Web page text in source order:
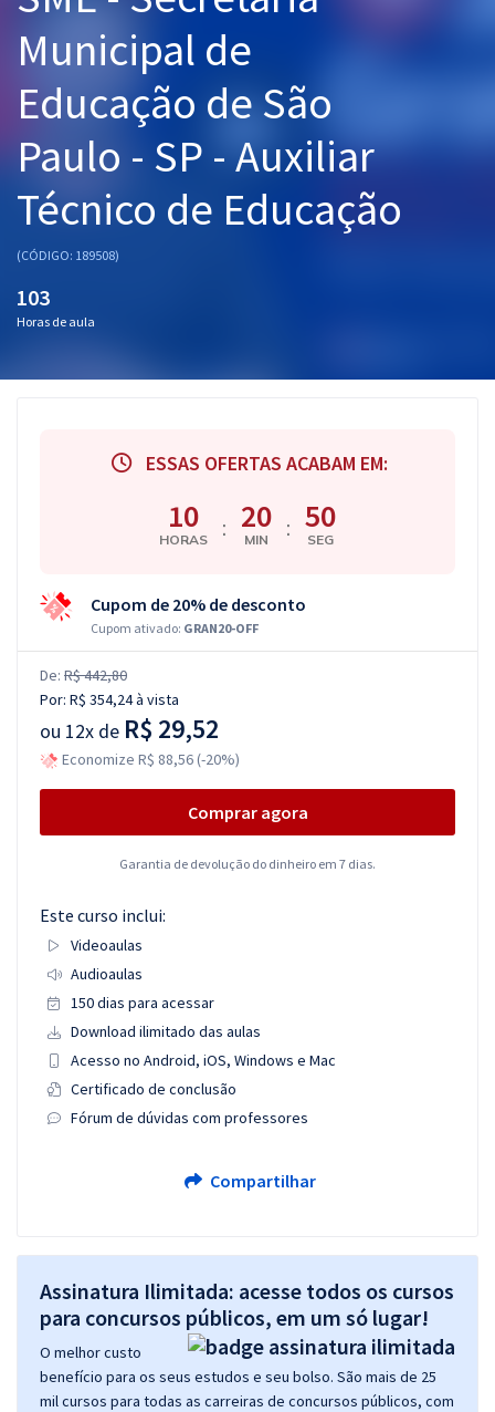
Graduação
Mentorias
Questões grátis
Blog
Municipal de
Educação de São
Paulo - SP - Auxiliar
Técnico de Educação
(CÓDIGO: 189508)
103
Horas de aula
ESSAS OFERTAS ACABAM EM:
10
HORAS : 20
MIN : 49
SEG
Cupom de 20% de desconto
Cupom ativado: GRAN20-OFF
De: R$ 442,80
Por: R$ 354,24à vista
ou 12x de R$ 29,52
Economize R$ 88,56 (-20%)
Comprar agora
Garantia de devolução do dinheiro em 7 dias.
Este curso inclui:
Videoaulas
Audioaulas
150 dias para acessar
Download ilimitado das aulas
Acesso no Android, iOS, Windows e Mac
Certificado de conclusão
Fórum de dúvidas com professores
Compartilhar
Assinatura Ilimitada: acesse todos os cursos
para concursos públicos, em um só lugar!
O melhor custo
benefício para os seus estudos e seu bolso. São mais de 25
mil cursos para todas as carreiras de concursos públicos, com